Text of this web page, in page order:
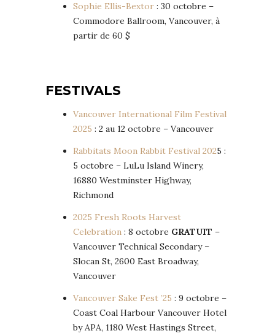
Sophie Ellis-Bextor : 30 octobre –
Commodore Ballroom, Vancouver, à
partir de 60 $
FESTIVALS
Vancouver International Film Festival
2025 : 2 au 12 octobre – Vancouver
Rabbitats Moon Rabbit Festival 2025 :
5 octobre – LuLu Island Winery,
16880 Westminster Highway,
Richmond
2025 Fresh Roots Harvest
Celebration : 8 octobre GRATUIT –
Vancouver Technical Secondary –
Slocan St, 2600 East Broadway,
Vancouver
Vancouver Sake Fest ’25 : 9 octobre –
Coast Coal Harbour Vancouver Hotel
by APA, 1180 West Hastings Street,